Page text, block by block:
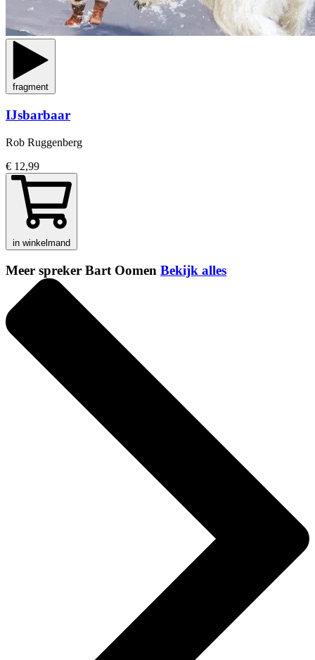
fragment
IJsbarbaar
Rob Ruggenberg
€ 12,99
in winkelmand
Meer spreker Bart Oomen Bekijk alles